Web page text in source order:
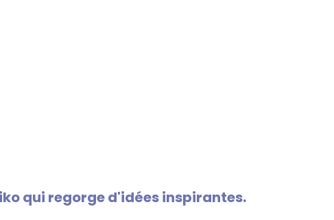
qui regorge d'idées inspirantes.